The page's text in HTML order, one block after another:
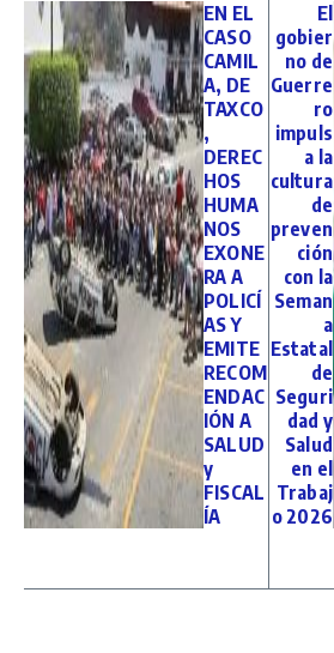
EN EL
CASO
CAMIL
A, DE
TAXCO
,
DEREC
HOS
HUMA
NOS
EXONE
RA A
POLICÍ
AS Y
EMITE
RECOM
ENDAC
IÓN A
SALUD
y
FISCAL
ÍA
El
gobier
no de
Guerre
ro
impuls
a la
cultura
de
preven
ción
con la
Seman
a
Estatal
de
Seguri
dad y
Salud
en el
Trabaj
o 2026